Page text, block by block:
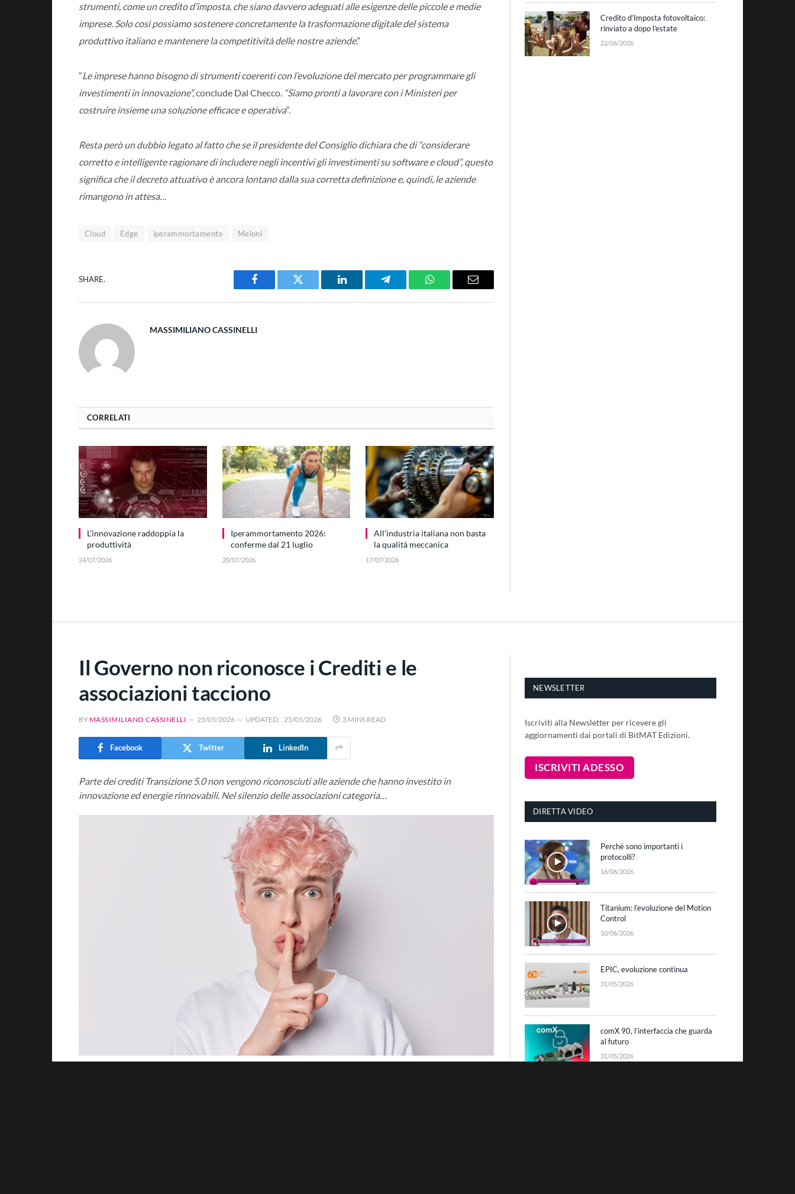
strumenti, come un credito d’imposta, che siano davvero adeguati alle esigenze delle piccole e medie
imprese. Solo così possiamo sostenere concretamente la trasformazione digitale del sistema
produttivo italiano e mantenere la competitività delle nostre aziende.”
“Le imprese hanno bisogno di strumenti coerenti con l’evoluzione del mercato per programmare gli
investimenti in innovazione”,conclude Dal Checco. “Siamo pronti a lavorare con i Ministeri per
costruire insieme una soluzione efficace e operativa“.
Resta però un dubbio legato al fatto che se il presidente del Consiglio dichiara che di “considerare
corretto e intelligente ragionare di includere negli incentivi gli investimenti su software e cloud”, questo
significa che il decreto attuativo è ancora lontano dalla sua corretta definizione e, quindi, le aziende
rimangono in attesa…
Cloud Edge iperammortamento Meloni
SHARE.
Facebook Twitter LinkedIn Telegram WhatsAppEmail
MASSIMILIANO CASSINELLI
CORRELATI
L’innovazione raddoppia la
produttività
24/07/2026
Iperammortamento 2026:
conferme dal 21 luglio
20/07/2026
All’industria italiana non basta
la qualità meccanica
17/07/2026
Credito d’Imposta fotovoltaico:
rinviato a dopo l’estate
22/06/2026
Il Governo non riconosce i Crediti e le
associazioni tacciono
BY MASSIMILIANO CASSINELLI 25/05/2026 UPDATED: 25/05/2026 3 MINS READ
Facebook Twitter LinkedIn
Parte dei crediti Transizione 5.0 non vengono riconosciuti alle aziende che hanno investito in
innovazione ed energie rinnovabili. Nel silenzio delle associazioni categoria…
NEWSLETTER
Iscriviti alla Newsletter per ricevere gli
aggiornamenti dai portali di BitMAT Edizioni.
DIRETTA VIDEO
Perché sono importanti i
protocolli?
16/06/2026
Titanium: l’evoluzione del Motion
Control
10/06/2026
EPIC, evoluzione continua
31/05/2026
comX 90, l’interfaccia che guarda
al futuro
31/05/2026